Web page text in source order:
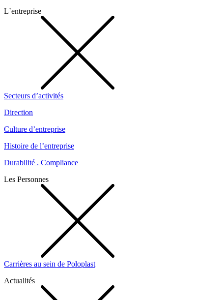
L`entreprise
Secteurs d’activités
Direction
Culture d’entreprise
Histoire de l’entreprise
Durabilité . Compliance
Les Personnes
Carrières au sein de Poloplast
Actualités